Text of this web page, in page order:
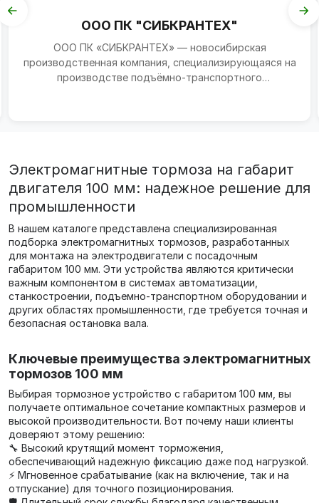
ООО ПК "СИБКРАНТЕХ"
ООО ПК «СИБКРАНТЕХ» — новосибирская
производственная компания, специализирующаяся на
производстве подъёмно‑транспортного
Электромагнитные тормоза на габарит
двигателя 100 мм: надежное решение для
промышленности
В нашем каталоге представлена специализированная
подборка электромагнитных тормозов, разработанных
для монтажа на электродвигатели с посадочным
габаритом 100 мм. Эти устройства являются критически
важным компонентом в системах автоматизации,
станкостроении, подъемно-транспортном оборудовании и
других областях промышленности, где требуется точная и
безопасная остановка вала.
Ключевые преимущества электромагнитных
тормозов 100 мм
Выбирая тормозное устройство с габаритом 100 мм, вы
получаете оптимальное сочетание компактных размеров и
высокой производительности. Вот почему наши клиенты
доверяют этому решению:
🔧 Высокий крутящий момент торможения,
обеспечивающий надежную фиксацию даже под нагрузкой.
⚡ Мгновенное срабатывание (как на включение, так и на
отпускание) для точного позиционирования.